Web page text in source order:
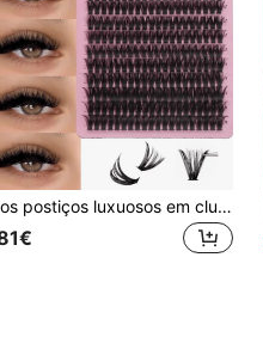
Cílios postiços luxuosos em cluster 60D, 280 cílios por pacote, cílios glamorosos com curvatura D, extensão estilo olho de gato russo, cílios postiços leves e fofos, macios e confortáveis, fáceis de usar e reutilizar, adequados para iniciantes, maquiagem que economiza tempo, presente ideal para festas de fim de ano, extensões de cílios artesanais, clusters de cílios, clusters de cílios, cílios individuais, cílios, cílios postiços